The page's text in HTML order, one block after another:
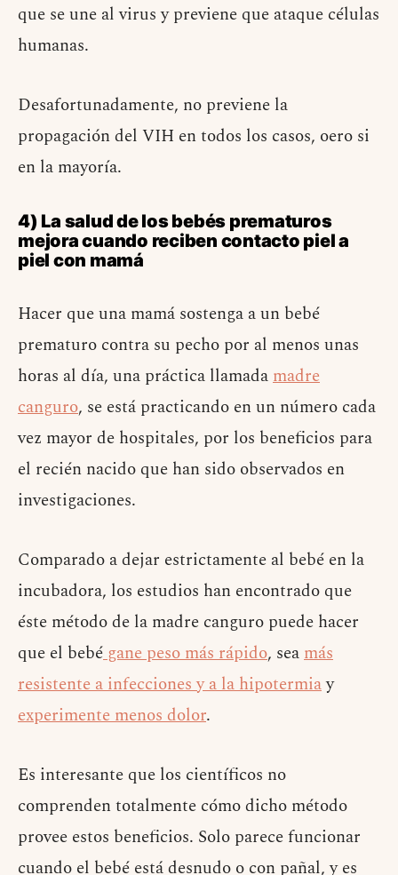
que se une al virus y previene que ataque células
humanas.
Desafortunadamente, no previene la
propagación del VIH en todos los casos, oero si
en la mayoría.
4) La salud de los bebés prematuros
mejora cuando reciben contacto piel a
piel con mamá
Hacer que una mamá sostenga a un bebé
prematuro contra su pecho por al menos unas
horas al día, una práctica llamadamadre
canguro, se está practicando en un número cada
vez mayor de hospitales, por los beneficios para
el recién nacido que han sido observados en
investigaciones.
Comparado a dejar estrictamente al bebé en la
incubadora, los estudios han encontrado que
éste método de la madre canguro puede hacer
que el bebégane peso más rápido, seamás
resistente a infecciones y a la hipotermiay
experimente menos dolor.
Es interesante que los científicos no
comprenden totalmente cómo dicho método
provee estos beneficios. Solo parece funcionar
cuando el bebé está desnudo o con pañal, y es